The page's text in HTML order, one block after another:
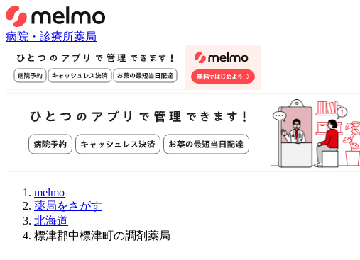
病院・診療所薬局
melmo
薬局をさがす
北海道
標津郡中標津町の調剤薬局